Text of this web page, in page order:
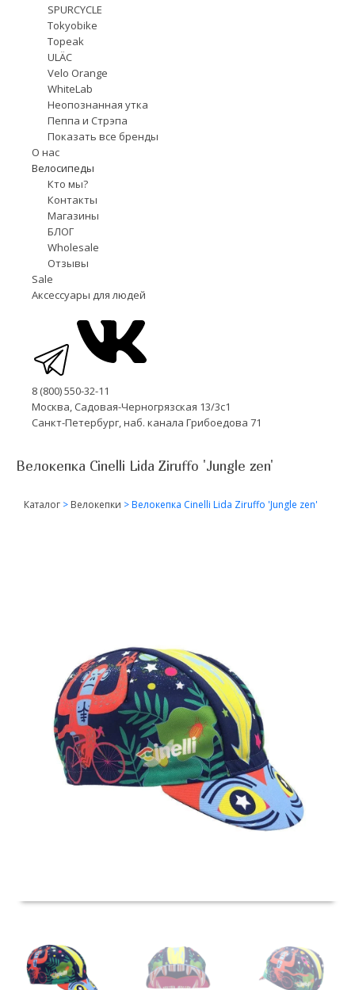
SPURCYCLE
Tokyobike
Topeak
ULÄC
Velo Orange
WhiteLab
Неопознанная утка
Пеппа и Стрэпа
Показать все бренды
О нас
Велосипеды
Кто мы?
Контакты
Магазины
БЛОГ
Wholesale
Отзывы
Sale
Аксессуары для людей
8 (800) 550-32-11
Москва, Садовая-Черногрязская 13/3с1
Санкт-Петербург, наб. канала Грибоедова 71
Велокепка Cinelli Lida Ziruffo 'Jungle zen'
Каталог > Велокепки >Велокепка Cinelli Lida Ziruffo 'Jungle zen'